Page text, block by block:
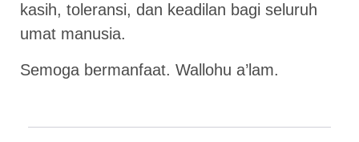
kasih, toleransi, dan keadilan bagi seluruh
umat manusia.
Semoga bermanfaat. Wallohu a’lam.